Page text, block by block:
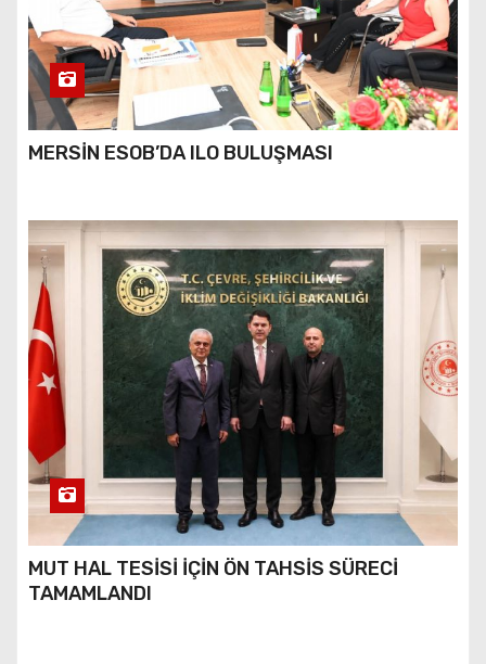
MERSİN ESOB’DA ILO BULUŞMASI
MUT HAL TESİSİ İÇİN ÖN TAHSİS SÜRECİ
TAMAMLANDI